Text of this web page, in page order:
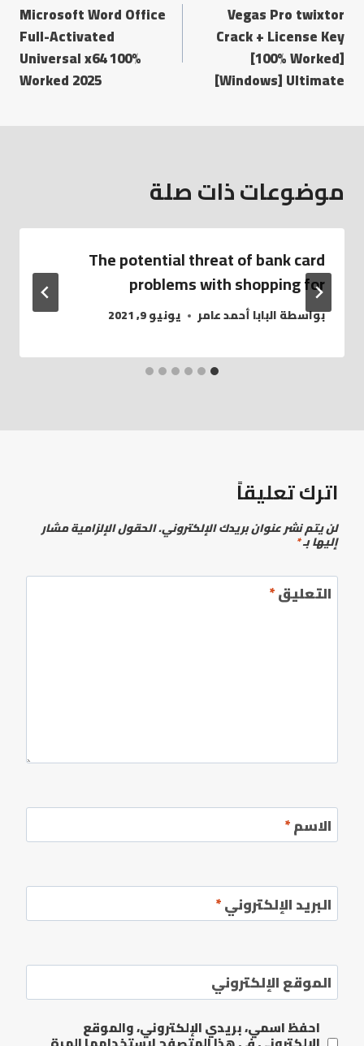
Vegas Pro twixtor
Crack + License Key
[100% Worked]
[Windows] Ultimate
Microsoft Word Office
Full-Activated
Universal x64 100%
Worked 2025
موضوعات ذات صلة
The potential threat of bank card
problems with shopping for
بواسطةالبابا أحمد عامر يونيو 9, 2021
اترك تعليقاً
لن يتم نشر عنوان بريدك الإلكتروني.الحقول الإلزامية مشار
إليها بـ*
التعليق*
الاسم*
البريد الإلكتروني*
الموقع الإلكتروني
احفظ اسمي، بريدي الإلكتروني، والموقع